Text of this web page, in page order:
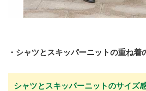
・シャツとスキッパーニットの重ね着
シャツとスキッパーニットのサイズ